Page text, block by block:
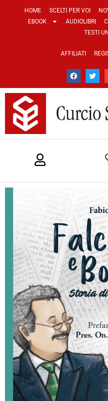
HOME SCELTI PER VOI
EBOOK
AUDIOLIBRI
TESTI
AFFILIATI